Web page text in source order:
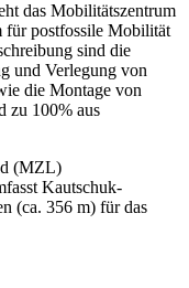
das Mobilitätszentrum
für postfossile Mobilität
sind die
und Verlegung von
die Montage von
zu 100% aus
(MZL)
Kautschuk-
(ca. 356 m) für das